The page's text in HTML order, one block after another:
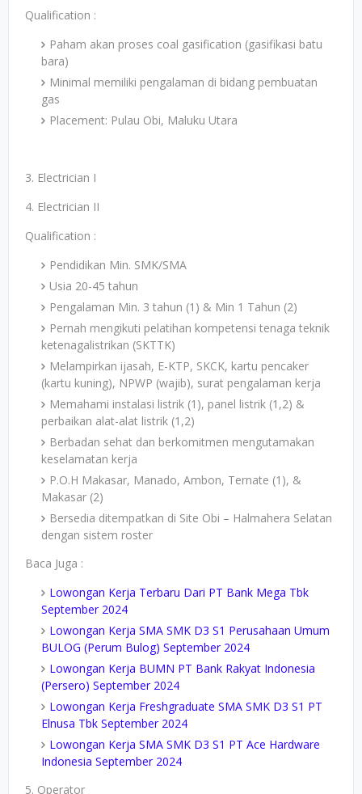
Qualification :
Paham akan proses coal gasification (gasifikasi batu
bara)
Minimal memiliki pengalaman di bidang pembuatan
gas
Placement: Pulau Obi, Maluku Utara
3. Electrician I
4. Electrician II
Qualification :
Pendidikan Min. SMK/SMA
Usia 20-45 tahun
Pengalaman Min. 3 tahun (1) & Min 1 Tahun (2)
Pernah mengikuti pelatihan kompetensi tenaga teknik
ketenagalistrikan (SKTTK)
Melampirkan ijasah, E-KTP, SKCK, kartu pencaker
(kartu kuning), NPWP (wajib), surat pengalaman kerja
Memahami instalasi listrik (1), panel listrik (1,2) &
perbaikan alat-alat listrik (1,2)
Berbadan sehat dan berkomitmen mengutamakan
keselamatan kerja
P.O.H Makasar, Manado, Ambon, Ternate (1), &
Makasar (2)
Bersedia ditempatkan di Site Obi – Halmahera Selatan
dengan sistem roster
Baca Juga :
Lowongan Kerja Terbaru Dari PT Bank Mega Tbk
September 2024
Lowongan Kerja SMA SMK D3 S1 Perusahaan Umum
BULOG (Perum Bulog) September 2024
Lowongan Kerja BUMN PT Bank Rakyat Indonesia
(Persero) September 2024
Lowongan Kerja Freshgraduate SMA SMK D3 S1 PT
Elnusa Tbk September 2024
Lowongan Kerja SMA SMK D3 S1 PT Ace Hardware
Indonesia September 2024
5. Operator